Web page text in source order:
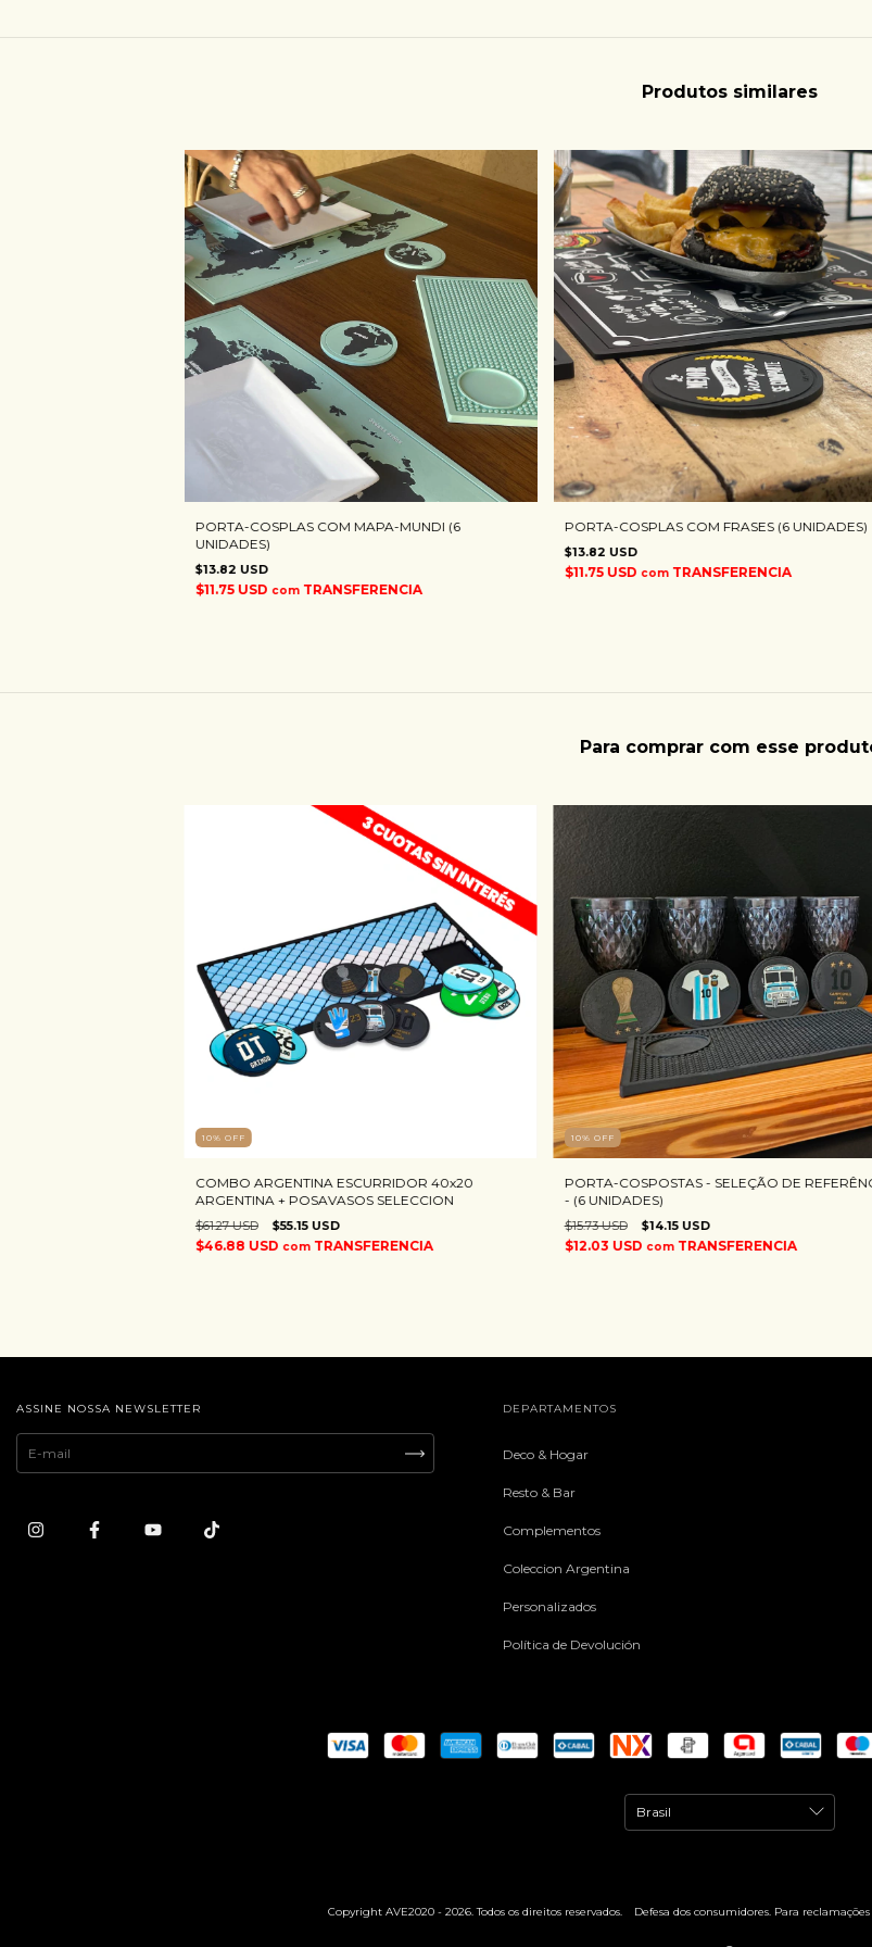
Produtos similares
PORTA-COSPLAS COM MAPA-MUNDI (6
UNIDADES)
$13.82 USD
$11.75 USD com TRANSFERENCIA
PORTA-COSPLAS COM FRASES (6 UNIDADES)
$13.82 USD
$11.75 USD com TRANSFERENCIA
Para comprar com esse
10% OFF
COMBO ARGENTINA ESCURRIDOR 40x20
ARGENTINA + POSAVASOS SELECCION
$61.27 USD $55.15 USD
$46.88 USD com TRANSFERENCIA
10% OFF
PORTA-COSPOSTAS - SELEÇÃO DE
- (6 UNIDADES)
$15.73 USD $14.15 USD
$12.03 USD com TRANSFERENCIA
ASSINE NOSSA NEWSLETTER DEPARTAMENTOS
Deco & Hogar
Resto & Bar
Complementos
Coleccion Argentina
Personalizados
Política de Devolución
Copyright AVE2020 - 2026. Todos os direitos reservados. Defesa dos consumidores. Para reclamações